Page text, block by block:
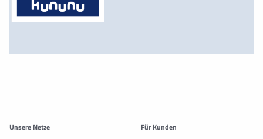
Weitere Informationen
Unsere Netze Für Kunden